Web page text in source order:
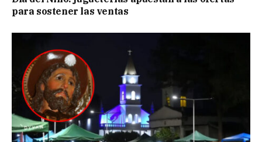
para sostener las ventas